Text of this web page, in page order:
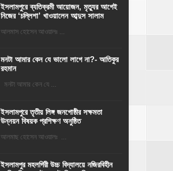
‎ইসলামপুরে ব্যতিক্রমী আয়োজন, মৃত্যুর আগেই
নিজের ‘চল্লিশা’ খাওয়ালেন আব্দুস সালাম
আলমাস হোসেন আওয়ালঃ ...
মনটা আমার কেন যে ভালো লাগে না?- আতিকুর
রহমান
মনটা আমার কেন যে ...
ইসলামপুরে তৃতীয় লিঙ্গ জনগোষ্ঠীর সক্ষমতা
উন্নয়ন বিষয়ক প্রশিক্ষণ অনুষ্ঠিত
আলমাছ হোসেন আওয়ালঃ ...
​ইসলামপুর মহলগিরী উচ্চ বিদ্যালয়ে নজিরবিহীন